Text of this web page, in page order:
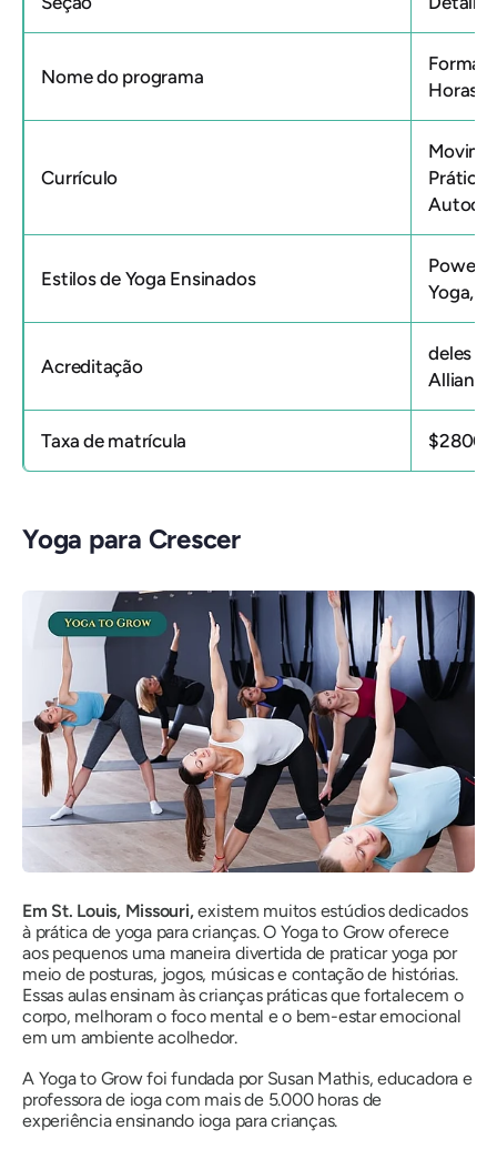
Nome do programa
Horas
Currículo
Prática
Estilos de Yoga Ensinados
Power
Yoga,
Acreditação
deles
Taxa de matrícula $2800
Yoga para Crescer
Em St. Louis, Missouri,existem muitos estúdios dedicados
à prática de yoga para crianças. O Yoga to Grow oferece
aos pequenos uma maneira divertida de praticar yoga por
meio de posturas, jogos, músicas e contação de histórias.
Essas aulas ensinam às crianças práticas que fortalecem o
corpo, melhoram o foco mental e o bem-estar emocional
em um ambiente acolhedor.
A Yoga to Grow foi fundada por Susan Mathis, educadora e
professora de ioga com mais de 5.000 horas de
experiência ensinando ioga para crianças.